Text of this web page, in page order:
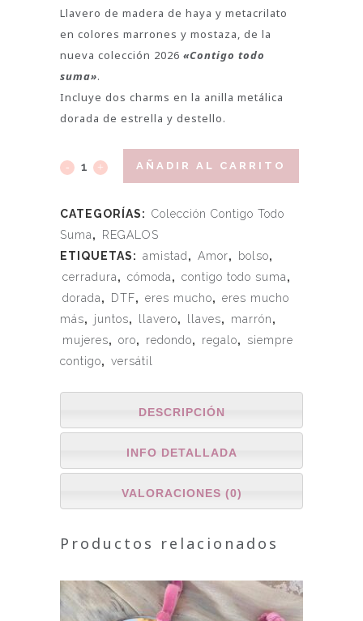
Llavero de madera de haya y metacrilato
en colores marrones y mostaza, de la
nueva colección 2026 «Contigo todo
suma».
Incluye dos charms en la anilla metálica
dorada de estrella y destello.
AÑADIR AL CARRITO
CATEGORÍAS: Colección Contigo Todo
Suma,
REGALOS
ETIQUETAS: amistad , Amor, bolso,
cerradura, cómoda, contigo todo suma,
dorada, DTF, eres mucho, eres mucho
más, juntos, llavero, llaves, marrón,
mujeres, oro, redondo, regalo,
siempre
contigo, versátil
DESCRIPCIÓN
INFO DETALLADA
VALORACIONES (0)
Productos relacionados